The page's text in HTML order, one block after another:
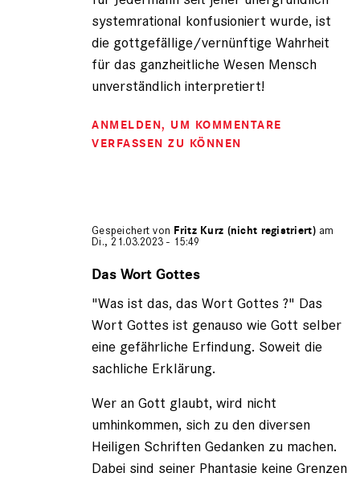
systemrational konfusioniert wurde, ist
die gottgefällige/vernünftige Wahrheit
für das ganzheitliche Wesen Mensch
unverständlich interpretiert!
ANMELDEN, UM KOMMENTARE
VERFASSEN ZU KÖNNEN
Gespeichert von Fritz Kurz (nicht registriert)am
Di., 21.03.2023 - 15:49
auf
Gerhard
(nicht
Das Wort Gottes
"Was ist das, das Wort Gottes ?" Das
Wort Gottes ist genauso wie Gott selber
eine gefährliche Erfindung. Soweit die
sachliche Erklärung.
Wer an Gott glaubt, wird nicht
umhinkommen, sich zu den diversen
Heiligen Schriften Gedanken zu machen.
Dabei sind seiner Phantasie keine Grenzen